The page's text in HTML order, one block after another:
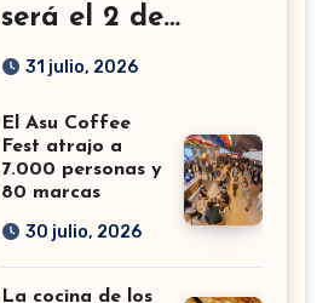
será el 2 de
setiembre en el
31 julio, 2026
El Asu Coffee
Fest atrajo a
7.000 personas y
80 marcas
30 julio, 2026
La cocina de los